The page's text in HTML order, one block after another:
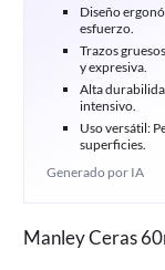
Diseño
esfuerzo.
Trazos
y expresiva.
Alta
intensivo.
Uso versátil:
superficies.
Generado por IA
Manley Ceras